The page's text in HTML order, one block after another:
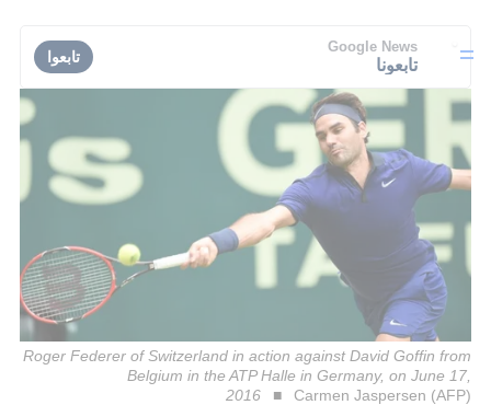
Google News
تابعونا تابعوا
Roger Federer of Switzerland in action against David Goffin from
Belgium in the ATP Halle in Germany, on June 17,
2016
Carmen Jaspersen (AFP)